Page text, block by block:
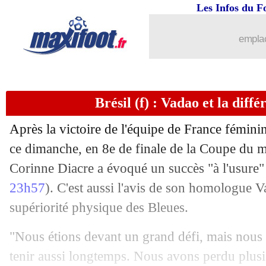
Les Infos du
Brésil (f) : Vadao et la
Après la victoire de l'équipe de France
ce dimanche, en 8e de finale de la Coupe du
Corinne Diacre a évoqué un succès "à
23h57). C'est aussi l'avis de son homologue
supériorité physique des Bleues.
"Nous étions devant un grand défi, mais
tenir aussi longtemps. Nous avons perdu
: Koubek à Porto, ça chauffe !
24/06 Milan: San Siro va bien disparaître
: Allan calme la rumeur PSG
24/06 Rennes: un intérêt pour Emre Mor ?
24/06 Man Utd: une offre pour Maguire,
24/06 PSG: 75 M€ pour Milinkovic-Savic ?
24/06 Toulouse: Vainqueur en approche